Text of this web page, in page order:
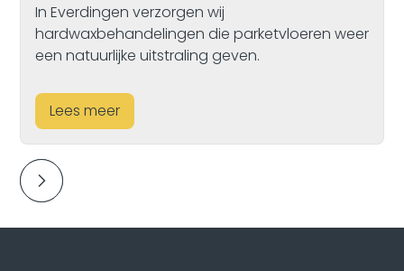
In Everdingen verzorgen wij
hardwaxbehandelingen die parketvloeren weer
een natuurlijke uitstraling geven.
Lees meer